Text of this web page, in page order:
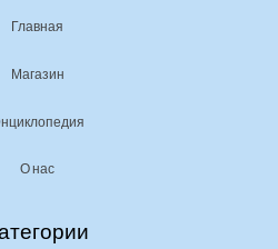
Главная
Магазин
О нас